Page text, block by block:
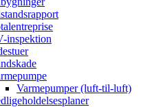
inspektion
Varmepumper (luft-til-luft)